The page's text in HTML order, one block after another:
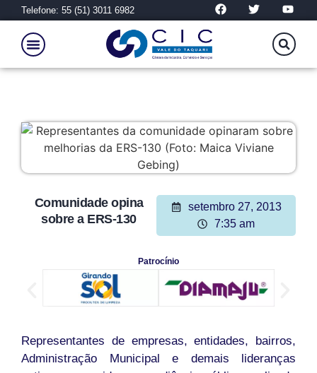
Telefone: 55 (51) 3011 6982
Comunidade opina
sobre a ERS-130
setembro 27, 2013
7:35 am
Patrocínio
Representantes de empresas, entidades, bairros,
Administração Municipal e demais lideranças